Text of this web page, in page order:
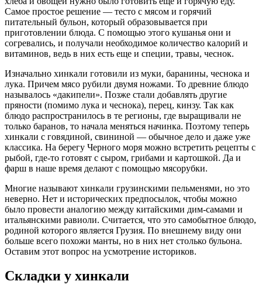
Самое простое решение — тесто с мясом и горячий
питательный бульон, который образовывается при
приготовлении блюда. С помощью этого кушанья они и
согревались, и получали необходимое количество калорий и
витаминов, ведь в них есть еще и специи, травы, чеснок.
Изначально хинкали готовили из муки, баранины, чеснока и
лука. Причем мясо рубили двумя ножами. То древние блюдо
называлось «дакипели». Позже стали добавлять другие
пряности (помимо лука и чеснока), перец, кинзу. Так как
блюдо распространилось в те регионы, где выращивали не
только баранов, то начала меняться начинка. Поэтому теперь
хинкали с говядиной, свининой — обычное дело и даже уже
классика. На берегу Черного моря можно встретить рецепты с
рыбой, где-то готовят с сыром, грибами и картошкой. Да и
фарш в наше время делают с помощью мясорубки.
Многие называют хинкали грузинскими пельменями, но это
неверно. Нет и исторических предпосылок, чтобы можно
было провести аналогию между китайскими дим-самами и
итальянскими равиоли. Считается, что это самобытное блюдо,
родиной которого является Грузия. По внешнему виду они
больше всего похожи манты, но в них нет столько бульона.
Оставим этот вопрос на усмотрение историков.
Складки у хинкали